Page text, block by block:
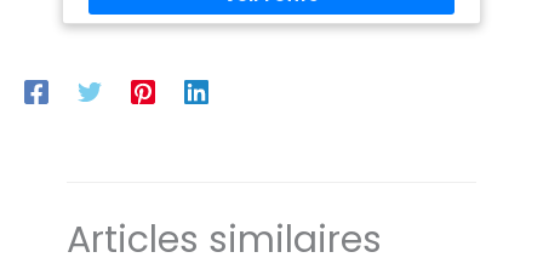
découpes répétées. La surface est facile à nettoyer et à
entretenir. Conception: Cutting mat A4 du tapis artisanal a
oculaire. Facilitez votre travail de découpe. Polyvalent: le
tapis de découpe est un cadeau parfait pour les amateurs
Articles similaires